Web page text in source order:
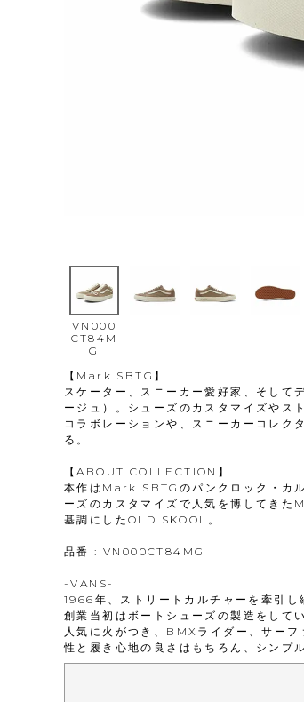
VN000
CT84M
G
【Mark SBTG】
スケーター、スニーカー愛好家、そし
ージュ）。シューズのカスタマイズやス
コラボレーションや、スニーカーコレク
る。
【ABOUT COLLECTION】
本作はMark SBTGのパンクロック・カ
ーズのカスタマイズで人気を博してき
基調にしたOLD SKOOL。
品番 : VN000CT84MG
-VANS-
1966年、ストリートカルチャーを牽引し
創業当初はボートシューズの製造をして
人気に火がつき、BMXライダー、サー
性と履き心地の良さはもちろん、シンプ